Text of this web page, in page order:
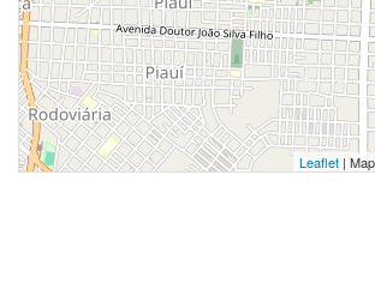
Leaflet |